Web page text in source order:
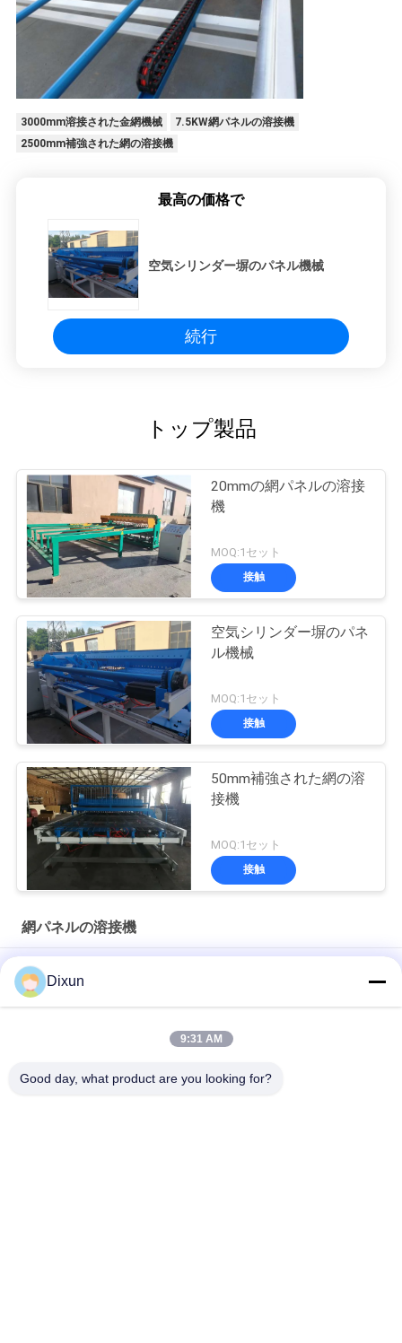
3000mm溶接された金網機械
7.5KW網パネルの溶接機
2500mm補強された網の溶接機
最高の価格で
空気シリンダー塀のパネル機械
続行
トップ製品
20mmの網パネルの溶接
機
MOQ:1セット
接触
空気シリンダー塀のパネ
ル機械
MOQ:1セット
接触
50mm補強された網の溶
接機
MOQ:1セット
接触
網パネルの溶接機
サーボ モーター引きの網の長さ6mの網パネルの溶接機7.5kw
5.5kwクロス ワイヤーのホッパー負荷100kgワイヤーPLCの塀の
Dixun
9:31 AM
Good day, what product are you looking for?